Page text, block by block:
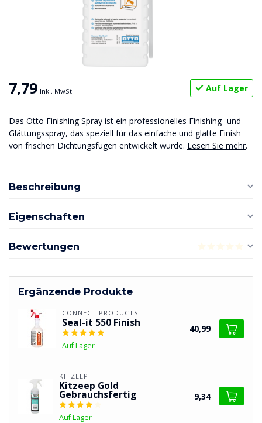
7,79 Inkl. MwSt. Auf Lager
Das Otto Finishing Spray ist ein professionelles Finishing- und
Glättungsspray, das speziell für das einfache und glatte Finish
von frischen Dichtungsfugen entwickelt wurde. Lesen Sie mehr.
Beschreibung
Eigenschaften
Bewertungen
Ergänzende Produkte
CONNECT PRODUCTS
Seal-it 550 Finish
Auf Lager
40,99
KITZEEP
Kitzeep Gold
Gebrauchsfertig
Auf Lager
9,34